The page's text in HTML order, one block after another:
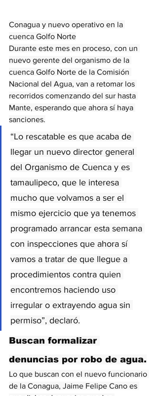
Conagua y nuevo operativo en la
cuenca Golfo Norte
Durante este mes en proceso, con un
nuevo gerente del organismo de la
cuenca Golfo Norte de la Comisión
Nacional del Agua, van a retomar los
recorridos comenzando del sur hasta
Mante, esperando que ahora sí haya
sanciones.
“Lo rescatable es que acaba de
llegar un nuevo director general
del Organismo de Cuenca y es
tamaulipeco, que le interesa
mucho que volvamos a ser el
mismo ejercicio que ya tenemos
programado arrancar esta semana
con inspecciones que ahora sí
vamos a tratar de que llegue a
procedimientos contra quien
encontremos haciendo uso
irregular o extrayendo agua sin
permiso”, declaró.
Buscan formalizar
denuncias por robo de agua.
Lo que buscan con el nuevo funcionario
de la Conagua, Jaime Felipe Cano es